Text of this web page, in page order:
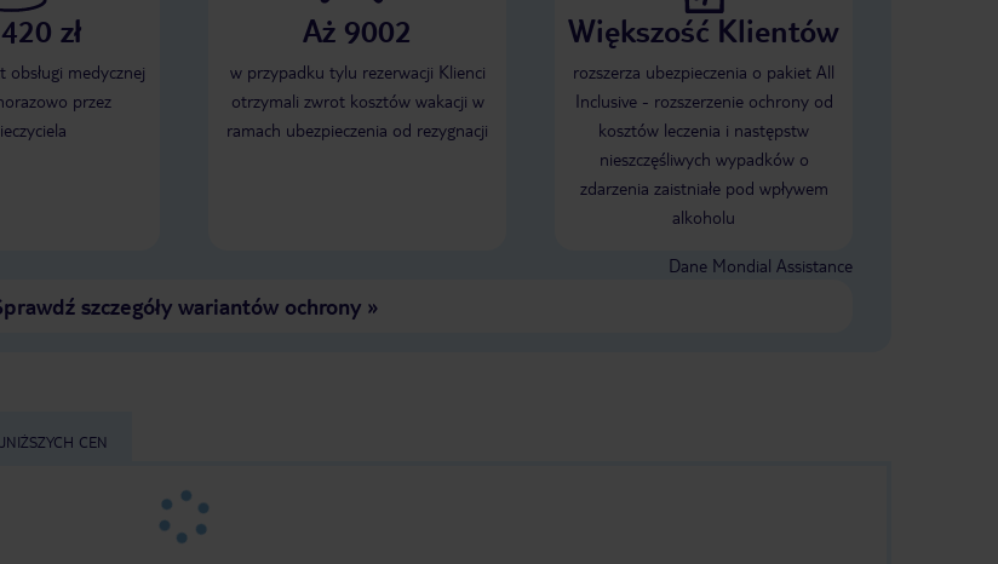
zł
obsługi medycznej
przez
Aż 9002
w przypadku tylu rezerwacji Klienci
otrzymali zwrot kosztów wakacji w
ramach ubezpieczenia od rezygnacji
Większość Klientów
rozszerza ubezpieczenia o pakiet All
Inclusive - rozszerzenie ochrony od
kosztów leczenia i następstw
nieszczęśliwych wypadków o
zdarzenia zaistniałe pod wpływem
alkoholu
Dane Mondial Assistance
szczegóły wariantów ochrony»
CEN